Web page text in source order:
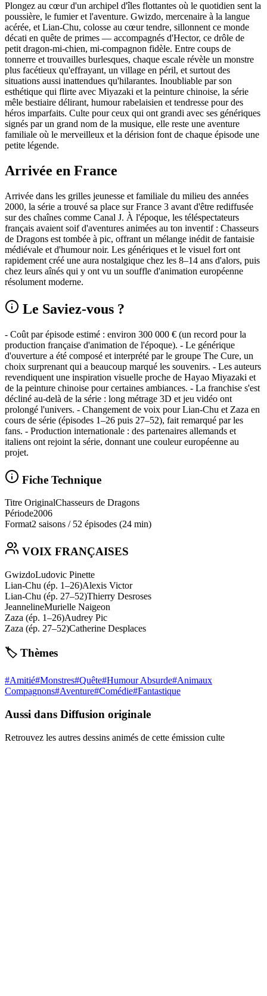
Plongez au cœur d'un archipel d'îles flottantes où le quotidien sent la
poussière, le fumier et l'aventure. Gwizdo, mercenaire à la langue
acérée, et Lian‑Chu, colosse au cœur tendre, sillonnent ce monde
décati en quête de primes — accompagnés d'Hector, ce drôle de
petit dragon-mi‑chien, mi‑compagnon fidèle. Entre coups de
tonnerre et trouvailles burlesques, chaque escale révèle un monstre
plus facétieux qu'effrayant, un village en péril, et surtout des
situations aussi inattendues qu'hilarantes. Inoubliable par son
esthétique qui flirte avec Miyazaki et la peinture chinoise, la série
mêle bestiaire délirant, humour rabelaisien et tendresse pour des
héros imparfaits. Culte pour ceux qui ont grandi avec ses génériques
signés par un grand nom de la musique, elle reste une aventure
familiale où le merveilleux et la dérision font de chaque épisode une
petite légende.
Arrivée en France
Arrivée dans les grilles jeunesse et familiale du milieu des années
2000, la série a trouvé sa place sur France 3 avant d'être rediffusée
sur des chaînes comme Canal J. À l'époque, les téléspectateurs
français avaient soif d'aventures animées au ton inventif : Chasseurs
de Dragons est tombée à pic, offrant un mélange inédit de fantaisie
médiévale et d'humour noir. Les génériques et le visuel fort ont
rapidement créé une aura nostalgique chez les 8–14 ans d'alors, puis
chez leurs aînés qui y ont vu un souffle d'animation européenne
résolument moderne.
Le Saviez-vous ?
- Coût par épisode estimé : environ 300 000 € (un record pour la
production française d'animation de l'époque). - Le générique
d'ouverture a été composé et interprété par le groupe The Cure, un
choix surprenant qui a beaucoup marqué les souvenirs. - Les auteurs
revendiquent une inspiration visuelle proche de Hayao Miyazaki et
de la peinture chinoise pour certaines ambiances. - La franchise s'est
décliné au-delà de la série : long métrage 3D et jeu vidéo ont
prolongé l'univers. - Changement de voix pour Lian‑Chu et Zaza en
cours de série (épisodes 1–26 puis 27–52), fait remarqué par les
fans. - Production internationale : des partenaires allemands et
italiens ont rejoint la série, donnant une couleur européenne au
projet.
Fiche Technique
Titre OriginalChasseurs de Dragons
Période2006
Format2 saisons / 52 épisodes (24 min)
VOIX FRANÇAISES
GwizdoLudovic Pinette
Lian-Chu (ép. 1–26)Alexis Victor
Lian-Chu (ép. 27–52)Thierry Desroses
JeannelineMurielle Naigeon
Zaza (ép. 1–26)Audrey Pic
Zaza (ép. 27–52)Catherine Desplaces
🏷️ Thèmes
#Amitié#Monstres#Quête#Humour Absurde#Animaux
Compagnons#Aventure#Comédie#Fantastique
Aussi dans Diffusion originale
Retrouvez les autres dessins animés de cette émission culte